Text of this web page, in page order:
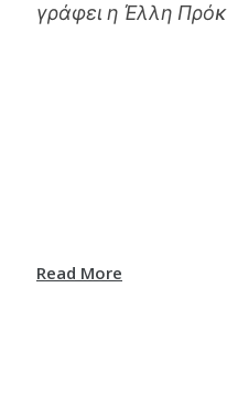
γράφει η Έλλη
Read More